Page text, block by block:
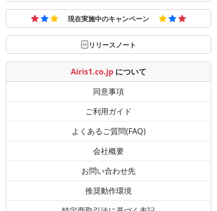
現在実施中のキャンペーン
リリースノート
Airis1.co.jp について
同意事項
ご利用ガイド
よくあるご質問(FAQ)
会社概要
お問い合わせ先
推奨動作環境